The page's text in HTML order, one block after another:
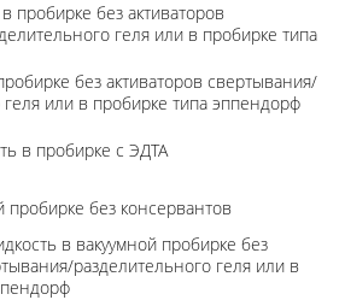
пробирке без активаторов
геля или в пробирке типа
без активаторов свертывания/
геля или в пробирке типа эппендорф
в пробирке с ЭДТА
пробирке без консервантов
в вакуумной пробирке без
разделительного геля или в